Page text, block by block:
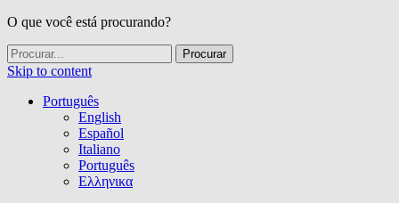
O que você está procurando?
Skip to content
Português
English
Español
Italiano
Português
Ελληνικα